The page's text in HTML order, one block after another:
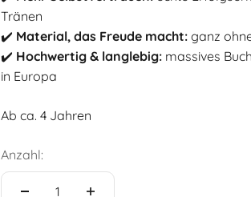
Tränen
✔️ Material, das Freude macht: ganz
✔️ Hochwertig & langlebig: massives
in Europa
Ab ca. 4 Jahren
Anzahl: